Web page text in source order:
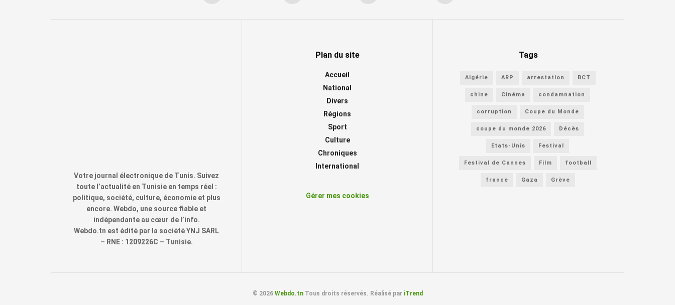
Votre journal électronique de Tunis. Suivez
toute l’actualité en Tunisie en temps réel :
politique, société, culture, économie et plus
encore. Webdo, une source fiable et
indépendante au cœur de l’info.
Webdo.tn est édité par la société YNJ SARL
– RNE : 1209226C – Tunisie.
Plan du site
Accueil
National
Divers
Régions
Sport
Culture
Chroniques
International
Gérer mes cookies
Tags
Algérie ARP arrestation BCT
chine Cinéma condamnation
corruption Coupe du Monde
coupe du monde 2026 Décès
Etats-Unis Festival
Festival de Cannes Film football
france Gaza Grève
© 2026 Webdo.tnTous droits réservés. Réalisé par iTrend